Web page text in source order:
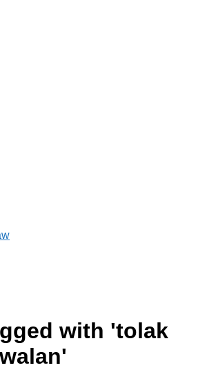
Co Id
Perlengkapan Olahraga Yang
with 'tolak
'